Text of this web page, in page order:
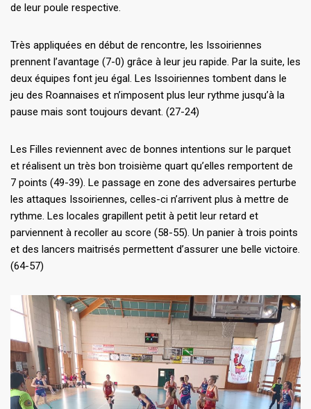
de leur poule respective.
Très appliquées en début de rencontre, les Issoiriennes
prennent l’avantage (7-0) grâce à leur jeu rapide. Par la suite, les
deux équipes font jeu égal. Les Issoiriennes tombent dans le
jeu des Roannaises et n’imposent plus leur rythme jusqu’à la
pause mais sont toujours devant. (27-24)
Les Filles reviennent avec de bonnes intentions sur le parquet
et réalisent un très bon troisième quart qu’elles remportent de
7 points (49-39). Le passage en zone des adversaires perturbe
les attaques Issoiriennes, celles-ci n’arrivent plus à mettre de
rythme. Les locales grapillent petit à petit leur retard et
parviennent à recoller au score (58-55). Un panier à trois points
et des lancers maitrisés permettent d’assurer une belle victoire.
(64-57)